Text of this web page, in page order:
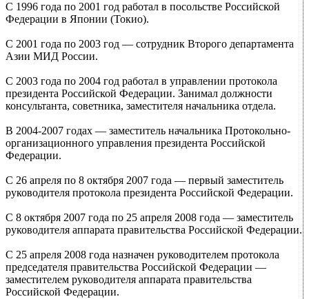
С 1996 года по 2001 год работал в посольстве Российской
Федерации в Японии (Токио).
С 2001 года по 2003 год — сотрудник Второго департамента
Азии МИД России.
С 2003 года по 2004 год работал в управлении протокола
президента Российской Федерации. Занимал должности
консультанта, советника, заместителя начальника отдела.
В 2004-2007 годах — заместитель начальника Протокольно-
организационного управления президента Российской
Федерации.
С 26 апреля по 8 октября 2007 года — первый заместитель
руководителя протокола президента Российской Федерации.
С 8 октября 2007 года по 25 апреля 2008 года — заместитель
руководителя аппарата правительства Российской Федерации.
С 25 апреля 2008 года назначен руководителем протокола
председателя правительства Российской Федерации —
заместителем руководителя аппарата правительства
Российской Федерации.